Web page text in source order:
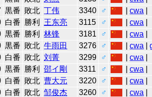
黒番 敗北 丁伟 3340 ♂ |cwa
白番 勝利 王东亮 3115 ♂ |cwa
黒番 勝利 林锋 3181 ♂ |cwa
黒番 敗北 牛雨田 3276 ♂ |cwa |
白番 敗北 刘菁 3299 ♂ |cwa
黒番 勝利 邵イ剛 3311 ♂ |cwa
白番 敗北 曹大元 3220 ♂ |cwa
白番 敗北 邹俊杰 3260 ♂ |cwa